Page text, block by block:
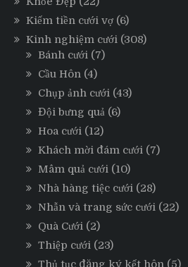
Kiếm tiền cưới vợ (6)
Kinh nghiệm cưới (308)
Bánh cưới (7)
Cầu Hôn (4)
Chụp ảnh cưới (43)
Đội bưng quả (6)
Hoa cưới (12)
Khách mời đám cưới (7)
Mâm quả cưới (10)
Nhà hàng tiệc cưới (28)
Nhẫn và trang sức cưới (22)
Quà Cưới (2)
Thiệp cưới (23)
Thủ tục đăng ký kết hôn (5)